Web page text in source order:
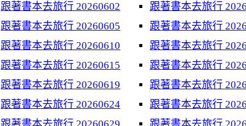
跟著書本去旅行 20260602
跟著書本去旅行
跟著書本去旅行 20260605
跟著書本去旅行
跟著書本去旅行 20260610
跟著書本去旅行
跟著書本去旅行 20260615
跟著書本去旅行
跟著書本去旅行 20260619
跟著書本去旅行
跟著書本去旅行 20260624
跟著書本去旅行